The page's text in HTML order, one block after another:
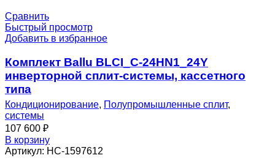
Сравнить
Быстрый просмотр
Добавить в избранное
Комплект Ballu BLCI_C-24HN1_24Y
инверторной сплит-системы, кассетного
типа
Кондиционирование, Полупромышленные сплит,
системы
107 600 ₽
В корзину
Артикул: НС-1597612